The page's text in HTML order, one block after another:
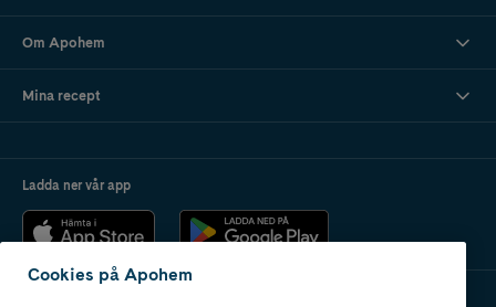
Om Apohem
Mina recept
Ladda ner vår app
Cookies på Apohem